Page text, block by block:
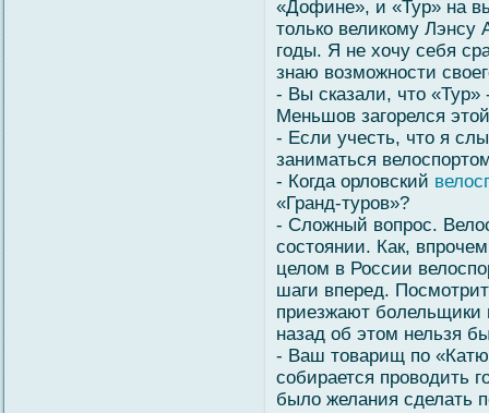
«Дофине», и «Тур» на
только великому Лэнсу
годы. Я не хочу себя
знаю возможности
- Вы сказали, что
Меньшов загорелся
- Если учесть, что я
заниматься
- Когда орловский
«Гранд-туров»?
- Сложный вопрос.
состоянии. Как,
целом в России
шаги вперед.
приезжают болельщики
назад об этом нельзя
- Ваш товарищ по
собирается проводить
было желания сделать